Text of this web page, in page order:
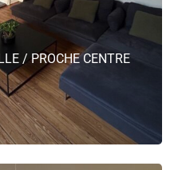
/ PROCHE CENTRE